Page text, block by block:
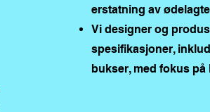
erstatning av
Vi designer og
spesifikasjoner,
bukser, med fokus